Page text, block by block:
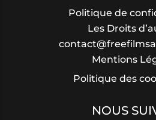
Politique de
Les Droits
Mentions
Politique des
NOUS